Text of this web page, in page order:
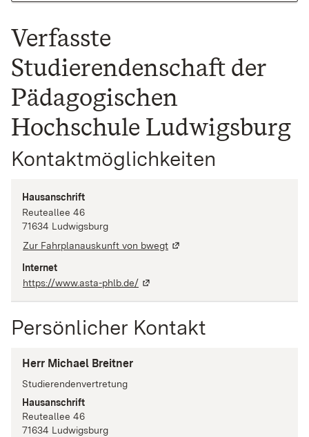
Verfasste
Studierendenschaft der
Pädagogischen
Hochschule Ludwigsburg
Kontaktmöglichkeiten
Hausanschrift
Reuteallee 46
71634 Ludwigsburg
Zur Fahrplanauskunft von bwegt
Internet
https://www.asta-phlb.de/
Persönlicher Kontakt
Herr Michael Breitner
Studierendenvertretung
Hausanschrift
Reuteallee 46
71634 Ludwigsburg